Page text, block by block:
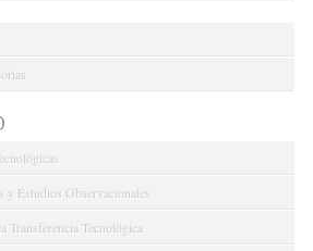
y Estudios Observacionales
Transferencia Tecnológica